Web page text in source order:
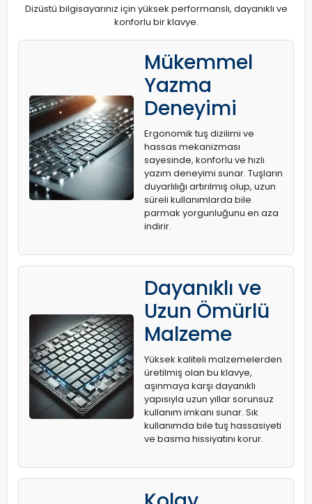
Dizüstü bilgisayarınız için yüksek performanslı, dayanıklı ve
konforlu bir klavye.
Mükemmel
Yazma
Deneyimi
Ergonomik tuş dizilimi ve
hassas mekanizması
sayesinde, konforlu ve hızlı
yazım deneyimi sunar. Tuşların
duyarlılığı artırılmış olup, uzun
süreli kullanımlarda bile
parmak yorgunluğunu en aza
indirir.
Dayanıklı ve
Uzun Ömürlü
Malzeme
Yüksek kaliteli malzemelerden
üretilmiş olan bu klavye,
aşınmaya karşı dayanıklı
yapısıyla uzun yıllar sorunsuz
kullanım imkanı sunar. Sık
kullanımda bile tuş hassasiyeti
ve basma hissiyatını korur.